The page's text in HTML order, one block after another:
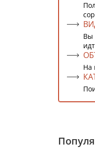
Вы
На